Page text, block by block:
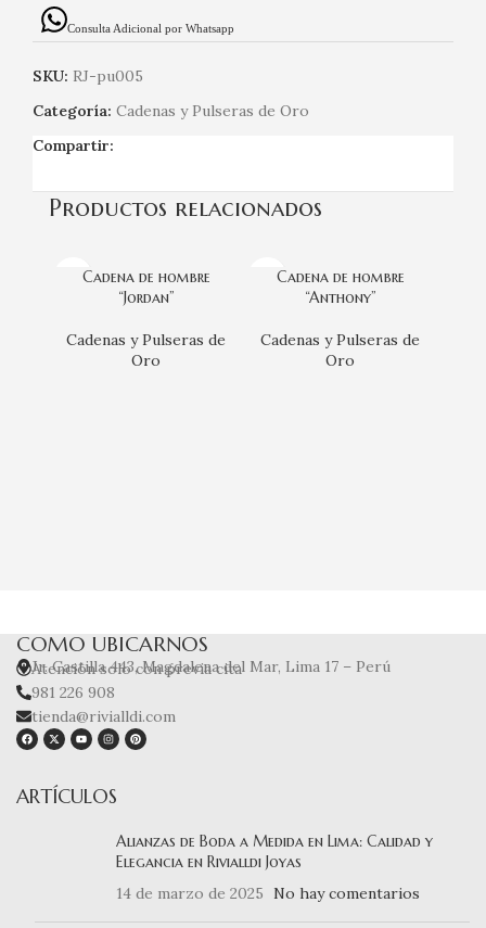
Consulta Adicional por Whatsapp
SKU: RJ-pu005
Categoría: Cadenas y Pulseras de Oro
Compartir:
Productos relacionados
Cadena de hombre
“Jordan”
Cadenas y Pulseras de
Oro
Cadena de hombre
“Anthony”
Cadenas y Pulseras de
Oro
COMO UBICARNOS
Jr. Castilla 443, Magdalena del Mar, Lima 17 – Perú
Atención solo con previa cita
981 226 908
tienda@rivialldi.com
ARTÍCULOS
Alianzas de Boda a Medida en Lima: Calidad y
Elegancia en Rivialldi Joyas
14 de marzo de 2025
No hay comentarios